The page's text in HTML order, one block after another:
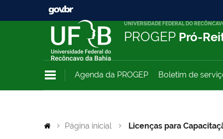
UNIVERSIDADE FEDERAL DO
PROGEP Pró-
Agenda da PROGEP Boletim de
Página inicial Licenças para